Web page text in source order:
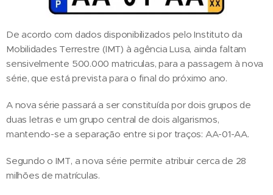
De acordo com dados disponibilizados pelo Instituto da
Mobilidades Terrestre (IMT) à agência Lusa, ainda faltam
sensivelmente 500.000 matriculas, para a passagem à nova
série, que está prevista para o final do próximo ano.
A nova série passará a ser constituída por dois grupos de
duas letras e um grupo central de dois algarismos,
mantendo-se a separação entre si por traços: AA-01-AA.
Segundo o IMT, a nova série permite atribuir cerca de 28
milhões de matrículas.